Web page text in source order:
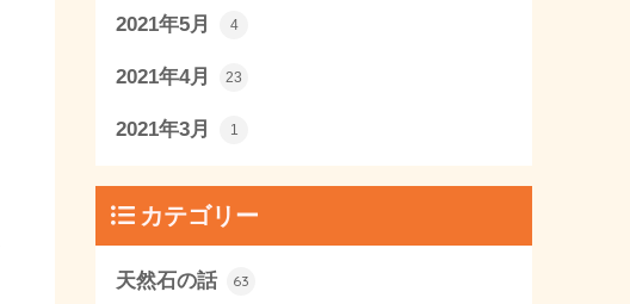
2021年5月 4
2021年4月 23
2021年3月 1
カテゴリー
天然石の話 63